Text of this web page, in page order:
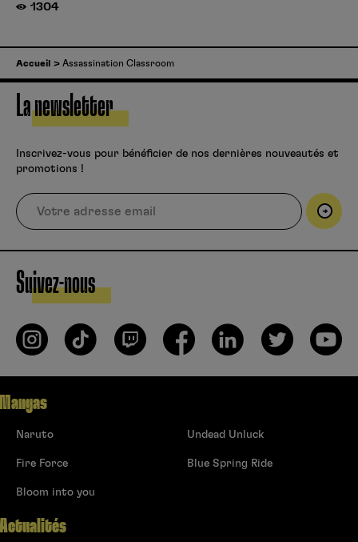
1304
Accueil Assassination Classroom
La newsletter
Inscrivez-vous pour bénéficier de nos dernières nouveautés et
promotions !
Suivez-nous
Mangas
Naruto
Fire Force
Bloom into you
Undead Unluck
Blue Spring Ride
Actualités